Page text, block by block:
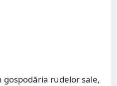
rudelor sale,